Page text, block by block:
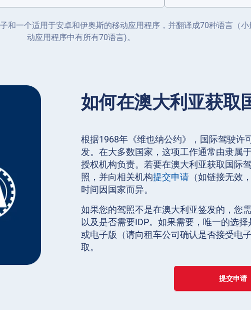
和一个适用于安卓和伊奥斯的移动应用程序，并翻译成70种语言（
动应用程序中有所有70语言)。
如何在澳大利亚获取
根据1968年《维也纳公约》，国际驾驶许
发。在大多数国家，这项工作通常由隶属
授权机构负责。若要在澳大利亚获取国际
照，并向相关机构提交申请 （如链接无效
时间因国家而异。
如果您的驾照不是在澳大利亚签发的，您
以及是否需要IDP。如果需要，唯一的选
或电子版（请向租车公司确认是否接受电
取。
提交申请